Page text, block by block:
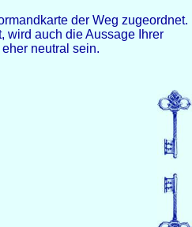
der Weg zugeordnet.
wird auch die Aussage Ihrer
neutral sein.